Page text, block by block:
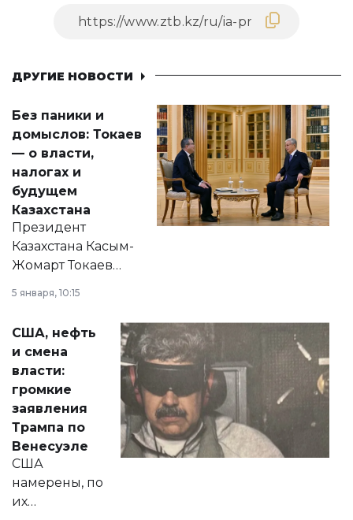
ДРУГИЕ НОВОСТИ
Без паники и
домыслов: Токаев
— о власти,
налогах и
будущем
Казахстана
Президент
Казахстана Касым-
Жомарт Токаев
сразу несколько
актуальных тем —
от слухов о
политических
реформах до
вопросов армии,
экономики и
личного здоровья.
5 января, 10:15
США, нефть
и смена
власти:
громкие
заявления
Трампа по
Венесуэле
США
намерены, по
их